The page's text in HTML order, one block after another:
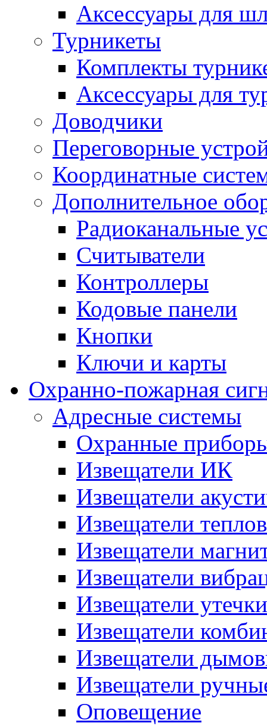
Аксессуары для
Турникеты
Комплекты
Аксессуары для
Доводчики
Переговорные
Координатные
Дополнительное
Радиоканальные
Считыватели
Контроллеры
Кодовые панели
Кнопки
Ключи и карты
Охранно-пожарная
Адресные системы
Охранные
Извещатели ИК
Извещатели
Извещатели
Извещатели
Извещатели
Извещатели утечки
Извещатели
Извещатели
Извещатели
Оповещение